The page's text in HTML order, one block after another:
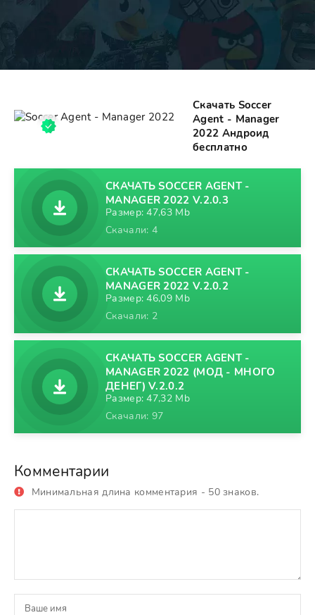
Скачать Soccer
Agent - Manager
2022 Андроид
бесплатно
СКАЧАТЬ SOCCER AGENT -
MANAGER 2022 V.2.0.3
Размер: 47,63 Mb
Скачали: 4
СКАЧАТЬ SOCCER AGENT -
MANAGER 2022 V.2.0.2
Размер: 46,09 Mb
Скачали: 2
СКАЧАТЬ SOCCER AGENT -
MANAGER 2022 (МОД - МНОГО
ДЕНЕГ) V.2.0.2
Размер: 47,32 Mb
Скачали: 97
Комментарии
Минимальная длина комментария - 50 знаков.